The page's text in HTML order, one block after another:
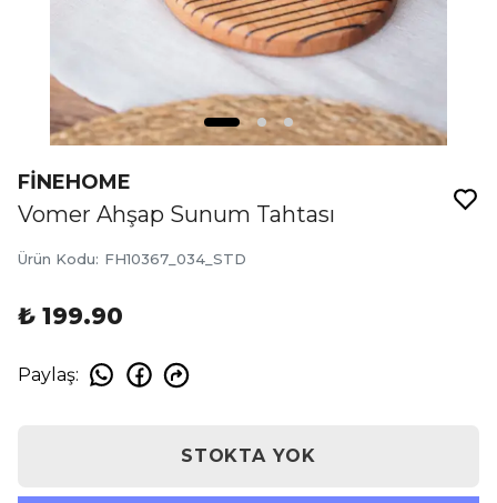
FİNEHOME
Vomer Ahşap Sunum Tahtası
Ürün Kodu: FH10367_034_STD
₺ 199.90
Paylaş:
STOKTA YOK